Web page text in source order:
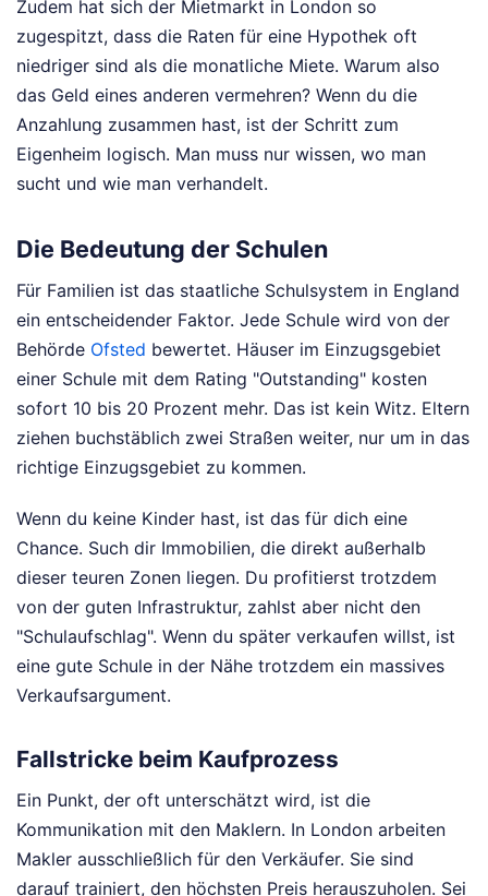
Zudem hat sich der Mietmarkt in London so
zugespitzt, dass die Raten für eine Hypothek oft
niedriger sind als die monatliche Miete. Warum also
das Geld eines anderen vermehren? Wenn du die
Anzahlung zusammen hast, ist der Schritt zum
Eigenheim logisch. Man muss nur wissen, wo man
sucht und wie man verhandelt.
Die Bedeutung der Schulen
Für Familien ist das staatliche Schulsystem in England
ein entscheidender Faktor. Jede Schule wird von der
Behörde Ofsted bewertet. Häuser im Einzugsgebiet
einer Schule mit dem Rating "Outstanding" kosten
sofort 10 bis 20 Prozent mehr. Das ist kein Witz. Eltern
ziehen buchstäblich zwei Straßen weiter, nur um in das
richtige Einzugsgebiet zu kommen.
Wenn du keine Kinder hast, ist das für dich eine
Chance. Such dir Immobilien, die direkt außerhalb
dieser teuren Zonen liegen. Du profitierst trotzdem
von der guten Infrastruktur, zahlst aber nicht den
"Schulaufschlag". Wenn du später verkaufen willst, ist
eine gute Schule in der Nähe trotzdem ein massives
Verkaufsargument.
Fallstricke beim Kaufprozess
Ein Punkt, der oft unterschätzt wird, ist die
Kommunikation mit den Maklern. In London arbeiten
Makler ausschließlich für den Verkäufer. Sie sind
darauf trainiert, den höchsten Preis herauszuholen. Sei